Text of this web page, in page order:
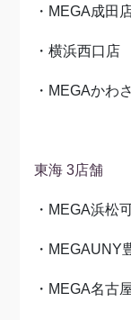
・MEGA成田
・横浜西口店
・MEGAかわ
東海 3店舗
・MEGA浜松
・MEGAUNY
・MEGA名古